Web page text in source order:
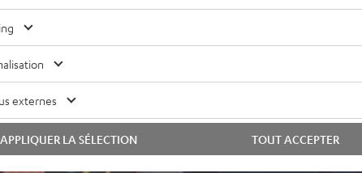
murale ou autre.
externes
TOUT ACCEPTER
APPLIQUER LA SÉLECTION